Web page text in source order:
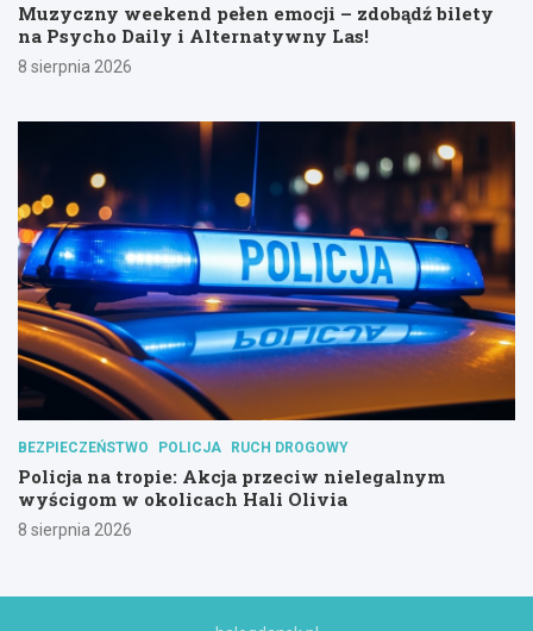
Muzyczny weekend pełen emocji – zdobądź bilety
na Psycho Daily i Alternatywny Las!
8 sierpnia 2026
BEZPIECZEŃSTWO POLICJA RUCH DROGOWY
Policja na tropie: Akcja przeciw nielegalnym
wyścigom w okolicach Hali Olivia
8 sierpnia 2026